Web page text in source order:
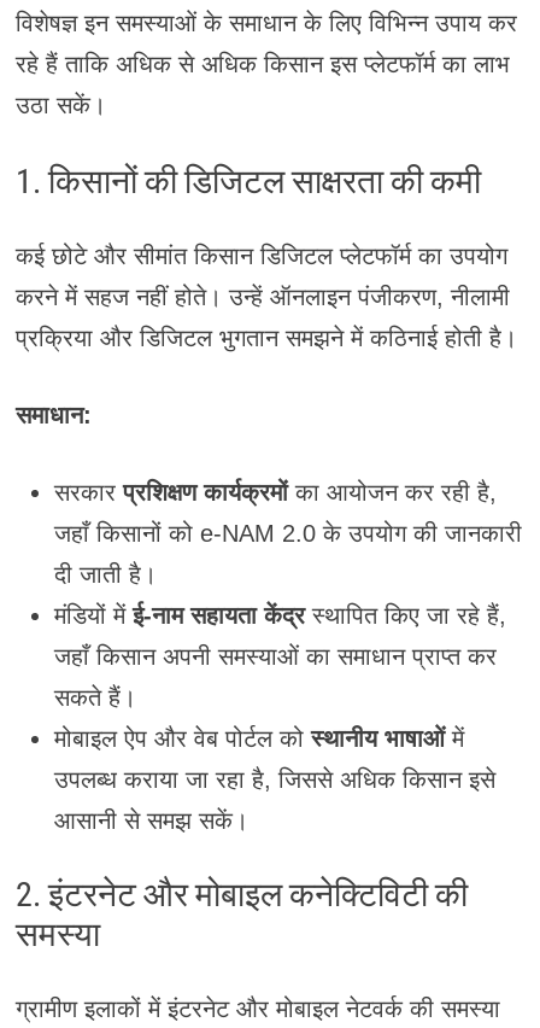
विशेषज्ञ इन समस्याओं के समाधान के लिए विभिन्न उपाय कर
रहे हैं ताकि अधिक से अधिक किसान इस प्लेटफॉर्म का लाभ
उठा सकें।
1. किसानों की डिजिटल साक्षरता की कमी
कई छोटे और सीमांत किसान डिजिटल प्लेटफॉर्म का उपयोग
करने में सहज नहीं होते। उन्हें ऑनलाइन पंजीकरण, नीलामी
प्रक्रिया और डिजिटल भुगतान समझने में कठिनाई होती है।
समाधान:
सरकारप्रशिक्षण कार्यक्रमोंका आयोजन कर रही है,
जहाँ किसानों को e-NAM 2.0 के उपयोग की जानकारी
दी जाती है।
मंडियों मेंई-नाम सहायता केंद्रस्थापित किए जा रहे हैं,
जहाँ किसान अपनी समस्याओं का समाधान प्राप्त कर
सकते हैं।
मोबाइल ऐप और वेब पोर्टल कोस्थानीय भाषाओंमें
उपलब्ध कराया जा रहा है, जिससे अधिक किसान इसे
आसानी से समझ सकें।
2. इंटरनेट और मोबाइल कनेक्टिविटी की
समस्या
ग्रामीण इलाकों में इंटरनेट और मोबाइल नेटवर्क की समस्या